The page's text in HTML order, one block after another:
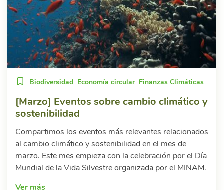
Biodiversidad Economía circular Finanzas Climáticas
[Marzo] Eventos sobre cambio climático y
sostenibilidad
Compartimos los eventos más relevantes relacionados
al cambio climático y sostenibilidad en el mes de
marzo. Este mes empieza con la celebración por el Día
Mundial de la Vida Silvestre organizada por el MINAM.
Ver más